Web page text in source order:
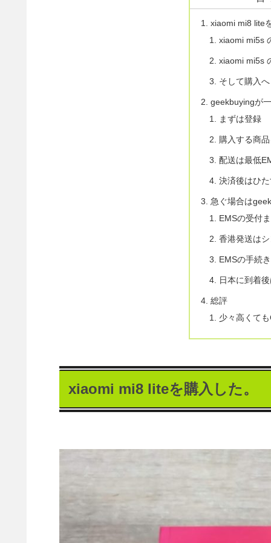
xiaomi mi8 lite
xiaomi mi5s
xiaomi mi5s
そして購入へ
geekbuyingが
まずは登録
購入する商
配送は最低
決済後はひ
急ぐ場合は
EMSの受付
香港発送は
EMSの手続
日本に到着
総評
少々高くて
xiaomi mi8 liteを購入した。